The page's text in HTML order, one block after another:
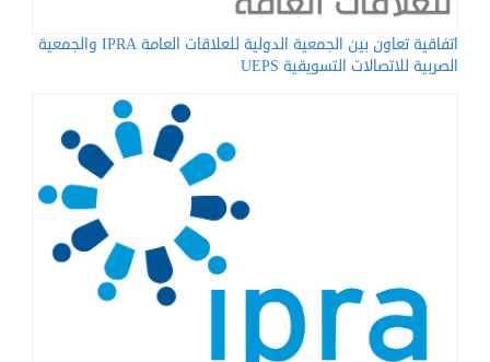
اتفاقية تعاون بين الجمعية الدولية للعلاقات العامة IPRA والجمعية
الصربية للاتصالات التسويقية UEPS